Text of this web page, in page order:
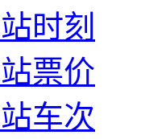
时刻
票价
车次